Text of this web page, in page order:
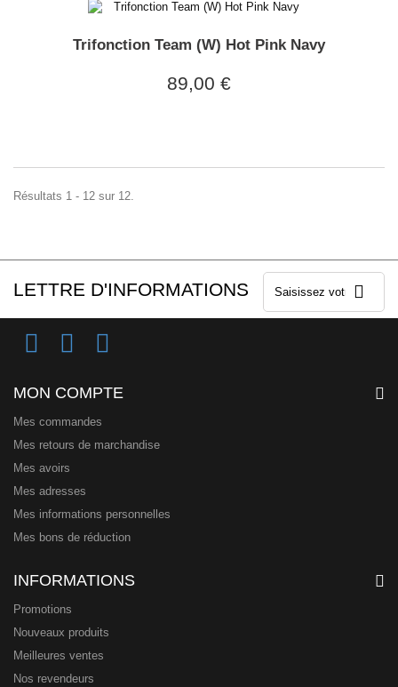
Trifonction Team (W) Hot Pink Navy
89,00 €
Résultats 1 - 12 sur 12.
LETTRE D'INFORMATIONS
MON COMPTE
Mes commandes
Mes retours de marchandise
Mes avoirs
Mes adresses
Mes informations personnelles
Mes bons de réduction
INFORMATIONS
Promotions
Nouveaux produits
Meilleures ventes
Nos revendeurs